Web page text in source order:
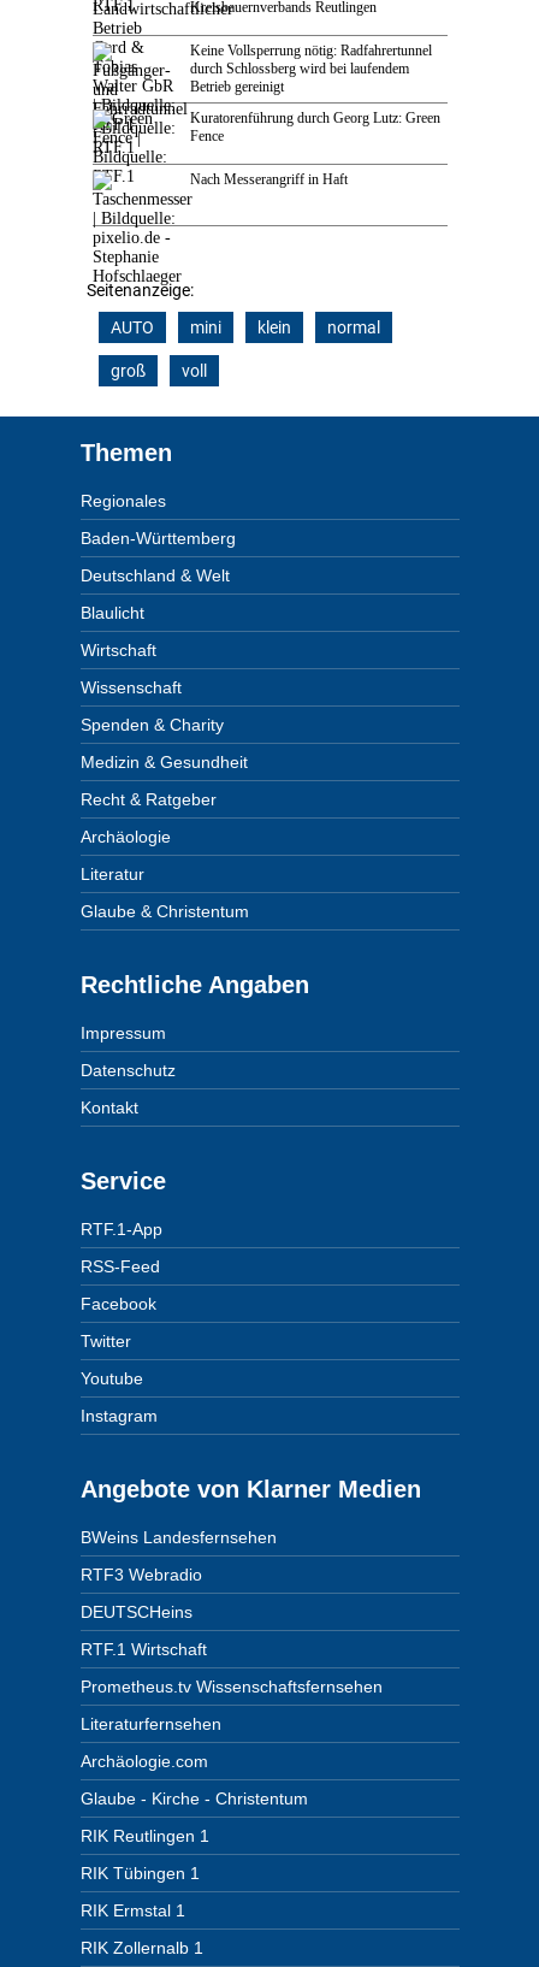
Kreisbauernverbands Reutlingen
Keine Vollsperrung nötig: Radfahrertunnel
durch Schlossberg wird bei laufendem
Betrieb gereinigt
Kuratorenführung durch Georg Lutz: Green
Fence
Nach Messerangriff in Haft
Seitenanzeige:
AUTO
mini klein normal
groß voll
Themen
Regionales
Baden-Württemberg
Deutschland & Welt
Blaulicht
Wirtschaft
Wissenschaft
Spenden & Charity
Medizin & Gesundheit
Recht & Ratgeber
Archäologie
Literatur
Glaube & Christentum
Rechtliche Angaben
Impressum
Datenschutz
Kontakt
Service
RTF.1-App
RSS-Feed
Facebook
Twitter
Youtube
Instagram
Angebote von Klarner Medien
BWeins Landesfernsehen
RTF3 Webradio
DEUTSCHeins
RTF.1 Wirtschaft
Prometheus.tv Wissenschaftsfernsehen
Literaturfernsehen
Archäologie.com
Glaube - Kirche - Christentum
RIK Reutlingen 1
RIK Tübingen 1
RIK Ermstal 1
RIK Zollernalb 1